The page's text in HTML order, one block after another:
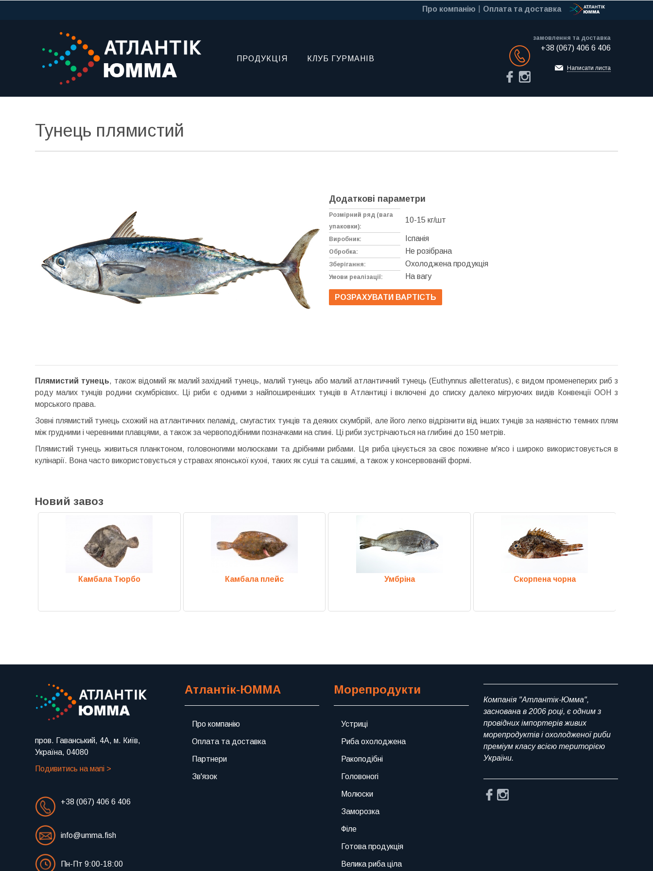
Про компанію Оплата та доставка
ПРОДУКЦІЯ КЛУБ ГУРМАНІВ
замовлення та доставка
+38 (067) 406 6 406
Обратный звонок Написати листа
Тунець плямистий
Додаткові параметри
Розмірний ряд (вага
упаковки):
10-15 кг/шт
Виробник: Іспанія
Обробка: Не розібрана
Зберігання: Охолоджена продукція
Умови реалізації: На вагу
РОЗРАХУВАТИ ВАРТІСТЬ
Плямистий тунець, також відомий як малий західний тунець, малий тунець або малий атлантичний тунець (Euthynnus alletteratus), є видом променеперих риб з
роду малих тунців родини скумбрієвих. Ці риби є одними з найпоширеніших тунців в Атлантиці і включені до списку далеко мігруючих видів Конвенції ООН з
морського права.
Зовні плямистий тунець схожий на атлантичних пеламід, смугастих тунців та деяких скумбрій, але його легко відрізнити від інших тунців за наявністю темних плям
між грудними і черевними плавцями, а також за червоподібними позначками на спині. Ці риби зустрічаються на глибині до 150 метрів.
Плямистий тунець живиться планктоном, головоногими молюсками та дрібними рибами. Ця риба цінується за своє поживне м'ясо і широко використовується в
кулінарії. Вона часто використовується у стравах японської кухні, таких як суші та сашимі, а також у консервованій формі.
Новий завоз
Камбала Тюрбо Камбала плейс Умбріна Скорпена чорна
пров. Гаванський, 4А, м. Київ,
Україна, 04080
Подивитись на мапі >
+38 (067) 406 6 406
info@umma.fish
Пн-Пт 9:00-18:00
Атлантік-ЮММА
Про компанію
Оплата та доставка
Партнери
Зв'язок
Морепродукти
Устриці
Риба охолоджена
Ракоподібні
Головоногі
Молюски
Заморозка
Філе
Готова продукція
Велика риба ціла
Компанія "Атлантік-Юмма",
заснована в 2006 році, є одним з
провідних імпортерів живих
морепродуктів і охолодженої риби
преміум класу всією територією
України.